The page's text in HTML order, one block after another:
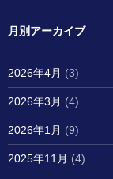
月別アーカイブ
2026年4月 (3)
2026年3月 (4)
2026年1月 (9)
2025年11月 (4)